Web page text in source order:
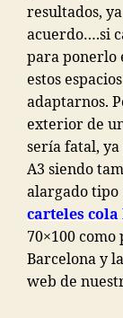
resultados,
acuerdo….si
para ponerlo
estos
adaptarnos.
exterior de
sería fatal, ya
A3 siendo
alargado tipo
carteles cola
70×100
Barcelona y
web de